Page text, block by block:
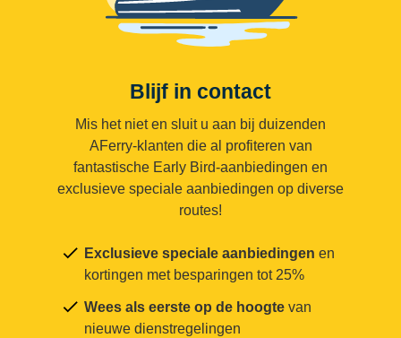
Blijf in contact
Mis het niet en sluit u aan bij duizenden
AFerry-klanten die al profiteren van
fantastische Early Bird-aanbiedingen en
exclusieve speciale aanbiedingen op diverse
routes!
Exclusieve speciale aanbiedingen en
kortingen met besparingen tot 25%
Wees als eerste op de hoogte van
nieuwe dienstregelingen